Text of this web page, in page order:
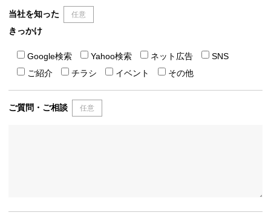
当社を知った
きっかけ
任意
Google検索 Yahoo検索 ネット広告
SNS
ご紹介
チラシ イベント その他
ご質問・ご相談 任意